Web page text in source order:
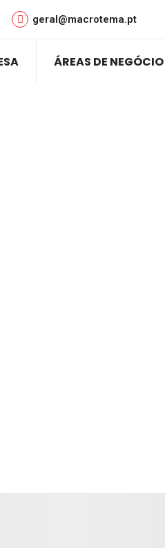
geral@macrotema.pt
ÁREAS DE NEGÓCIO